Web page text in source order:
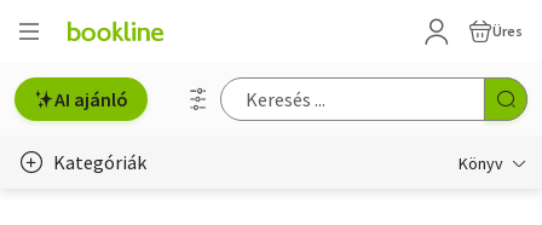
Üres
AI ajánló
Kategóriák Könyv